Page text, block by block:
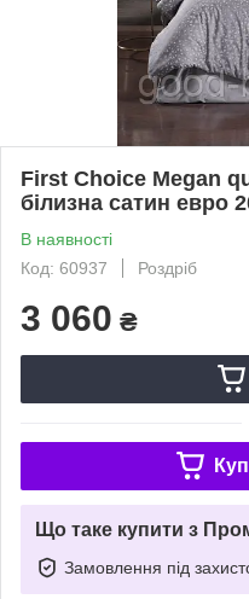
First Choice Megan
білизна сатин евро
В наявності
Код: 60937
Роздріб
3 060 ₴
Що таке купити з
Замовлення під